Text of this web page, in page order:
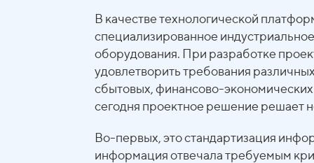
В качестве технологической
специализированное
оборудования. При разработке
удовлетворить требования
сбытовых, финансово-
сегодня проектное решение решает
Во-первых, это стандартизация
информация отвечала требуемым